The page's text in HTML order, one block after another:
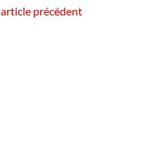
article précédent